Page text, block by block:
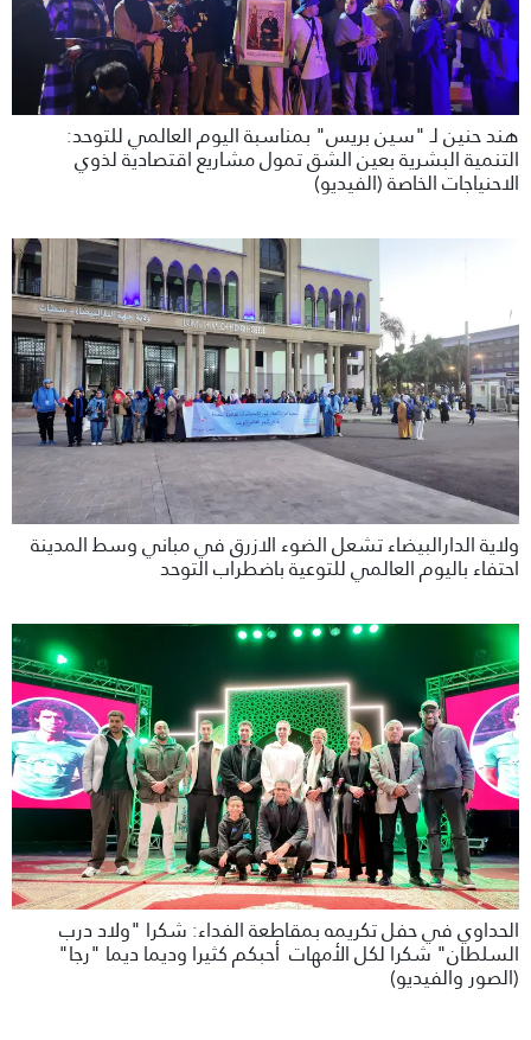
هند حنين لـ "سين بريس" بمناسبة اليوم العالمي للتوحد:
التنمية البشرية بعين الشق تمول مشاريع اقتصادية لذوي
الاحنياجات الخاصة (الفيديو)
ولاية الدارالبيضاء تشعل الضوء الازرق في مباني وسط المدينة
احتفاء باليوم العالمي للتوعية باضطراب التوحد
الحداوي في حفل تكريمه بمقاطعة الفداء: شكرا "ولاد درب
السلطان" شكرا لكل الأمهات أحبكم كثيرا وديما ديما "رجا"
(الصور والفيديو)